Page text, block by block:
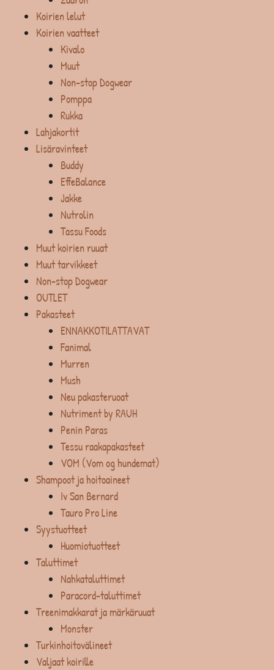
Koirien lelut
Koirien vaatteet
Kivalo
Muut
Non-stop Dogwear
Pomppa
Rukka
Lahjakortit
Lisäravinteet
Buddy
EffeBalance
Jakke
Nutrolin
Tassu Foods
Muut koirien ruuat
Muut tarvikkeet
Non-stop Dogwear
OUTLET
Pakasteet
ENNAKKOTILATTAVAT
Fanimal
Murren
Mush
Neu pakasteruoat
Nutriment by RAUH
Penin Paras
Tessu raakapakasteet
VOM (Vom og hundemat)
Shampoot ja hoitoaineet
Iv San Bernard
Tauro Pro Line
Syystuotteet
Huomiotuotteet
Taluttimet
Nahkataluttimet
Paracord-taluttimet
Treenimakkarat ja märkäruuat
Monster
Turkinhoitovälineet
Valjaat koirille